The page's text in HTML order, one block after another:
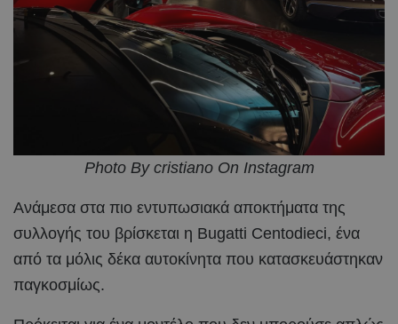
Photo By cristiano On Instagram
Ανάμεσα στα πιο εντυπωσιακά αποκτήματα της
συλλογής του βρίσκεται η Bugatti Centodieci, ένα
από τα μόλις δέκα αυτοκίνητα που κατασκευάστηκαν
παγκοσμίως.